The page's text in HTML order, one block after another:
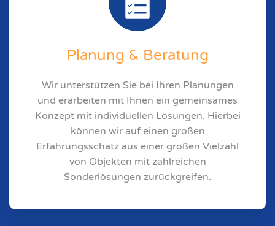
Planung & Beratung
Wir unterstützen Sie bei Ihren Planungen
und erarbeiten mit Ihnen ein gemeinsames
Konzept mit individuellen Lösungen. Hierbei
können wir auf einen großen
Erfahrungsschatz aus einer großen Vielzahl
von Objekten mit zahlreichen
Sonderlösungen zurückgreifen.